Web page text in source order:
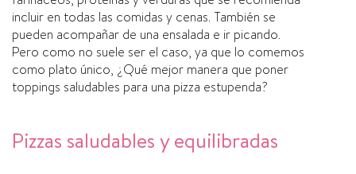
incluir en todas las comidas y cenas. También se
pueden acompañar de una ensalada e ir picando.
Pero como no suele ser el caso, ya que lo comemos
como plato único, ¿Qué mejor manera que poner
toppings saludables para una pizza estupenda?
Pizzas saludables y equilibradas